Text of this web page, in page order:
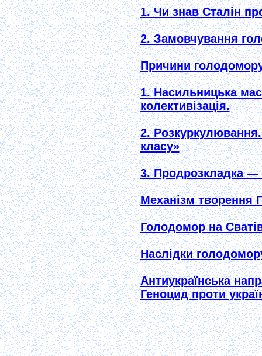
1. Чи знав Сталін
2. Замовчування
Причини
1. Насильницька
колективізація.
2. Розкуркулювання.
класу»
3. Продрозкладка —
Механізм творення
Голодомор на
Наслідки
Антиукраїнська
Геноцид проти